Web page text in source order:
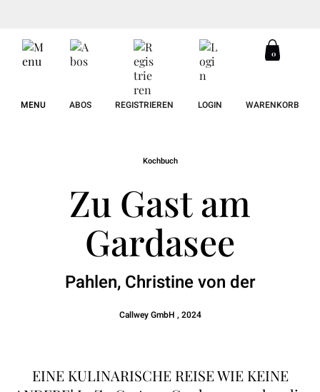
MENU ABOS REGISTRIEREN LOGIN
0
WARENKORB
Kochbuch
Zu Gast am
Gardasee
Pahlen, Christine von der
Callwey GmbH , 2024
EINE KULINARISCHE REISE WIE KEINE